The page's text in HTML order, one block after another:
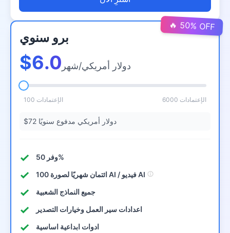
🔥 50% OFF
برو سنوي
$6.0 دولار أمريكي/شهر
100 الإعتمادات 6000 الإعتمادات
$72 دولار أمريكي مدفوع سنويًا
وفر 50%
100 ائتمان شهريًا لصورة AI / فيديو AI
جميع النماذج الشعبية
اعدادات سير العمل وخيارات التصدير
ادوات ابداعية اساسية